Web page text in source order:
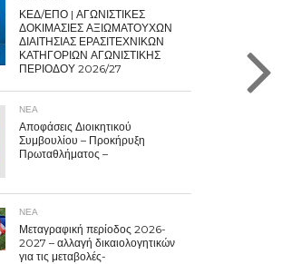
ΚΕΔ/ΕΠΟ | ΑΓΩΝΙΣΤΙΚΕΣ
ΔΟΚΙΜΑΣΙΕΣ ΑΞΙΩΜΑΤΟΥΧΩΝ
ΔΙΑΙΤΗΣΙΑΣ ΕΡΑΣΙΤΕΧΝΙΚΩΝ
ΚΑΤΗΓΟΡΙΩΝ ΑΓΩΝΙΣΤΙΚΗΣ
ΠΕΡΙΟΔΟΥ 2026/27
ΝΕΑ
Αποφάσεις Διοικητικού
Συμβουλίου – Προκήρυξη
Πρωταθλήματος –
ΝΕΑ
Μεταγραφική περίοδος 2026-
2027 – αλλαγή δικαιολογητικών
για τις μεταβολές-